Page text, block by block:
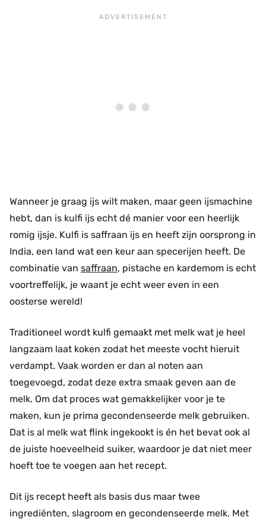
Wanneer je graag ijs wilt maken, maar geen ijsmachine
hebt, dan is kulfi ijs echt dé manier voor een heerlijk
romig ijsje. Kulfi is saffraan ijs en heeft zijn oorsprong in
India, een land wat een keur aan specerijen heeft. De
combinatie van saffraan, pistache en kardemom is echt
voortreffelijk, je waant je echt weer even in een
oosterse wereld!
Traditioneel wordt kulfi gemaakt met melk wat je heel
langzaam laat koken zodat het meeste vocht hieruit
verdampt. Vaak worden er dan al noten aan
toegevoegd, zodat deze extra smaak geven aan de
melk. Om dat proces wat gemakkelijker voor je te
maken, kun je prima gecondenseerde melk gebruiken.
Dat is al melk wat flink ingekookt is én het bevat ook al
de juiste hoeveelheid suiker, waardoor je dat niet meer
hoeft toe te voegen aan het recept.
Dit ijs recept heeft als basis dus maar twee
ingrediënten, slagroom en gecondenseerde melk. Met